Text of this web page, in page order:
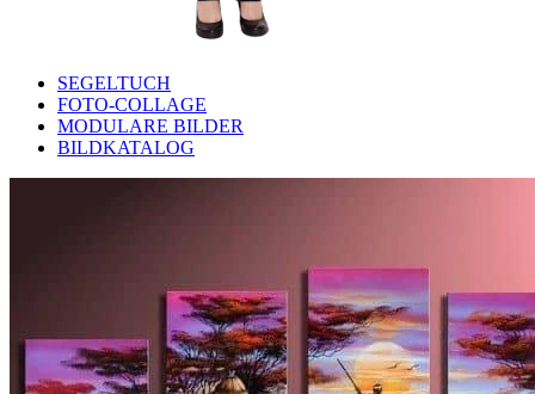
SEGELTUCH
FOTO-COLLAGE
MODULARE BILDER
BILDKATALOG